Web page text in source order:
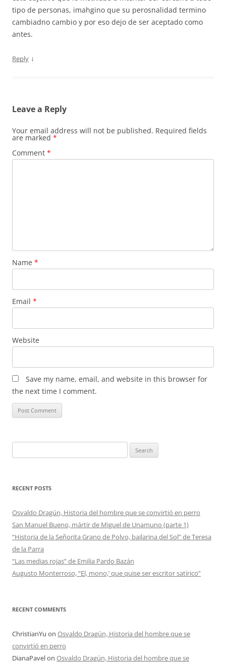
tipo de personas, imahgino que su perosnalidad termino
cambiadno cambio y por eso dejo de ser aceptado como
antes.
Reply ↓
Leave a Reply
Your email address will not be published. Required fields
are marked *
Comment *
Name *
Email *
Website
Save my name, email, and website in this browser for
the next time I comment.
for:
RECENT POSTS
Osvaldo Dragún, Historia del hombre que se convirtió en perro
San Manuel Bueno, mártir de Miguel de Unamuno (parte 1)
“Historia de la Señorita Grano de Polvo, bailarina del Sol” de Teresa
de la Parra
“Las medias rojas” de Emilia Pardo Bazán
Augusto Monterroso, “El, mono,’ que quise ser escritor satírico”
RECENT COMMENTS
ChristianYu on Osvaldo Dragún, Historia del hombre que se
convirtió en perro
DianaPavelon Osvaldo Dragún, Historia del hombre que se